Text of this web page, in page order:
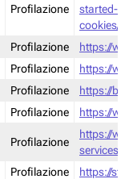
Profilazione
started-
cookies/
Profilazione
https://
Profilazione
https://
Profilazione
https://
Profilazione https://
Profilazione
https://
services-
Profilazione https://